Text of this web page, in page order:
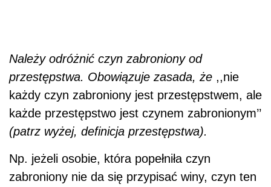
Należy odróżnić czyn zabroniony od
przestępstwa. Obowiązuje zasada, że ,,nie
każdy czyn zabroniony jest przestępstwem, ale
każde przestępstwo jest czynem zabronionym’’
(patrz wyżej, definicja przestępstwa).
Np. jeżeli osobie, która popełniła czyn
zabroniony nie da się przypisać winy, czyn ten